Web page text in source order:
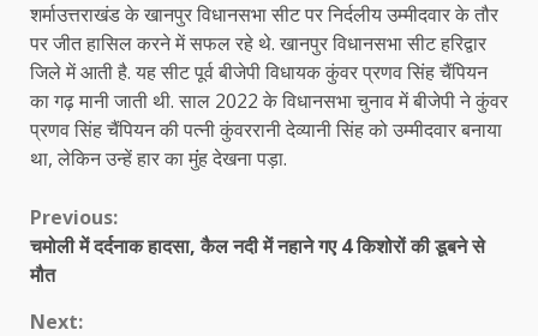
शर्माउत्तराखंड के खानपुर विधानसभा सीट पर निर्दलीय उम्मीदवार के तौर
पर जीत हासिल करने में सफल रहे थे. खानपुर विधानसभा सीट हरिद्वार
जिले में आती है. यह सीट पूर्व बीजेपी विधायक कुंवर प्रणव सिंह चैंपियन
का गढ़ मानी जाती थी. साल 2022 के विधानसभा चुनाव में बीजेपी ने कुंवर
प्रणव सिंह चैंपियन की पत्नी कुंवररानी देव्यानी सिंह को उम्मीदवार बनाया
था, लेकिन उन्हें हार का मुंंह देखना पड़ा.
Continue
Reading
Previous:
चमोली में दर्दनाक हादसा, कैल नदी में नहाने गए 4 किशोरों की डूबने से
मौत
Next: